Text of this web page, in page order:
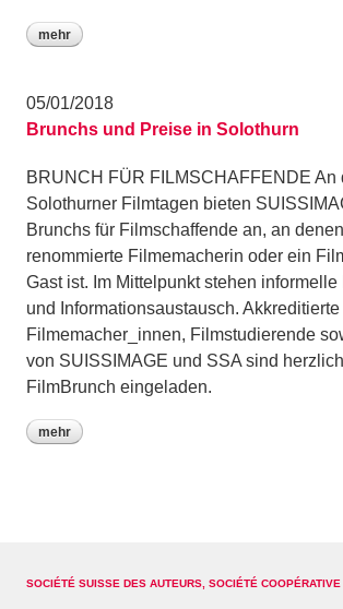
mehr
05/01/2018
Brunchs und Preise in Solothurn
BRUNCH FÜR FILMSCHAFFENDE An
Solothurner Filmtagen bieten
Brunchs für Filmschaffende an, an
renommierte Filmemacherin oder ein
Gast ist. Im Mittel­punkt stehen
und Informations­austausch. Akkreditierte
Filmemacher_innen, Filmstudierende
von SUISSIMAGE und SSA sind
FilmBrunch eingeladen.
mehr
SOCIÉTÉ SUISSE DES AUTEURS, SOCIÉTÉ COOPÉRATIVE